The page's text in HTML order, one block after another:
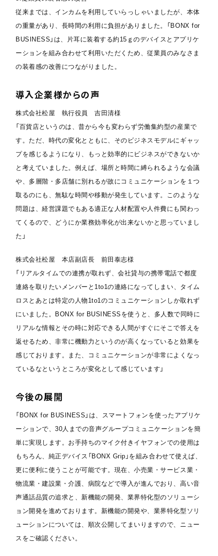
従来までは、インカムを利用していらっしゃいましたが、本体
の重量があり、長時間の利用に負担がありました。「BONX for
BUSINESS」は、片耳に装着する約15ｇのデバイスとアプリケ
ーションを組み合わせて利用いただくため、従業員のみなさま
の装着感の改善につながりました。
導入企業様からの声
株式会社松屋 執行役員 吉田清様
「百貨店というのは、昔から今も変わらず労働集約型の産業で
す。ただ、時代の変化とともに、そのビジネスモデルにギャッ
プを感じるようになり、もっと効率的にビジネスができないか
と考えていました。例えば、場所と時間に縛られるような会議
や、多層階・多店舗に別れるが故にコミュニケーションを１つ
取るのにも、無駄な時間や移動が発生しています。このような
問題は、経営課題でもある適正な人材配置や人件費にも関わっ
てくるので、どうにか業務効率化が出来ないかと思っていまし
た」
株式会社松屋 本店副店長 前田泰志様
「リアルタイムでの連携が取れず、会社貸与の携帯電話で都度
連絡を取りたいメンバーと1to1の連絡になってしまい、タイム
ロスとあとは特定の人物1to1のコミュニケーションしか取れず
にいました。BONX for BUSINESSを使うと、多人数で同時に
リアルな情報とその時に対応できる人間がすぐにそこで答えを
返せるため、非常に機動力というのが高くなっていると効果を
感じております。また、コミュニケーションが非常によくなっ
ているなというところが変化として感じています」
今後の展開
「BONX for BUSINESS」は、スマートフォンを使ったアプリケ
ーションで、30人までの音声グループコミュニケーションを簡
単に実現します。お手持ちのマイク付きイヤフォンでの使用は
もちろん、純正デバイス「BONX Grip」を組み合わせて使えば、
更に便利に使うことが可能です。現在、小売業・サービス業・
物流業・建設業・介護、病院などで導入が進んでおり、高い音
声通話品質の追求と、新機能の開発、業界特化型のソリューシ
ョン開発を進めております。新機能の開発や、業界特化型ソリ
ューションについては、順次公開してまいりますので、ニュー
スをご確認ください。